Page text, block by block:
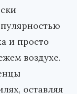
и просто
воздухе.
оставляя